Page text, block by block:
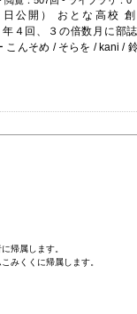
日公開） おとな高校
年４回、３の倍数月に部
こんそめ / そらを / kani /
帰属します。
みくくに帰属します。